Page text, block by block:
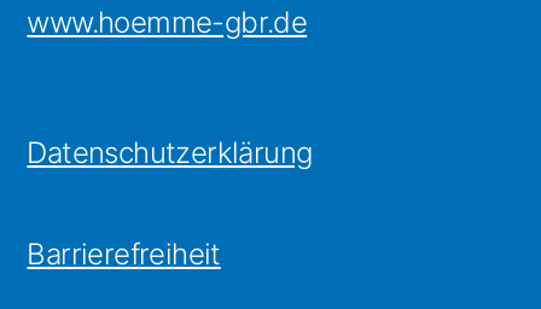
www.hoemme-gbr.de
Datenschutzerklärung
Barrierefreiheit